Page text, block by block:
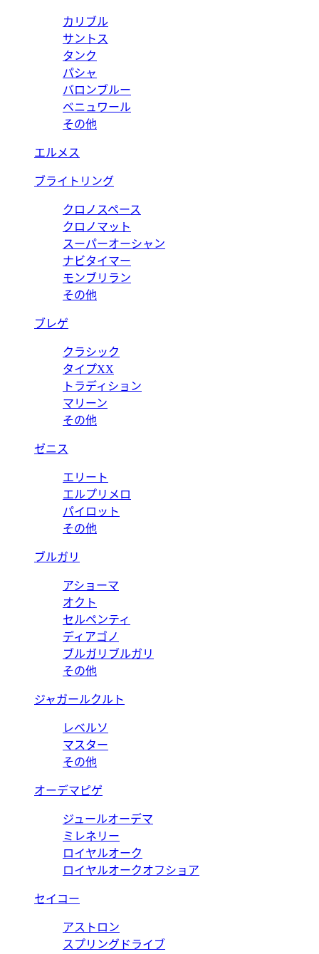
カリブル
サントス
タンク
パシャ
バロンブルー
ベニュワール
その他
エルメス
ブライトリング
クロノスペース
クロノマット
スーパーオーシャン
ナビタイマー
モンブリラン
その他
ブレゲ
クラシック
タイプXX
トラディション
マリーン
その他
ゼニス
エリート
エルプリメロ
パイロット
その他
ブルガリ
アショーマ
オクト
セルペンティ
ディアゴノ
ブルガリブルガリ
その他
ジャガールクルト
レベルソ
マスター
その他
オーデマピゲ
ジュールオーデマ
ミレネリー
ロイヤルオーク
ロイヤルオークオフショア
セイコー
アストロン
スプリングドライブ